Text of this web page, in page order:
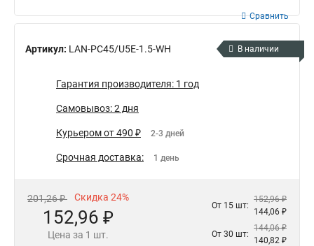
Артикул: LAN-PC45/U5E-1.5-WH
Сравнить
В наличии
Гарантия производителя: 1 год
Самовывоз: 2 дня
Курьером от 490 ₽ 2-3 дней
Срочная доставка: 1 день
201,26 ₽ Скидка 24%
152,96 ₽
Цена за 1 шт.
От 15 шт:
152,96 ₽
144,06 ₽
От 30 шт:
144,06 ₽
140,82 ₽